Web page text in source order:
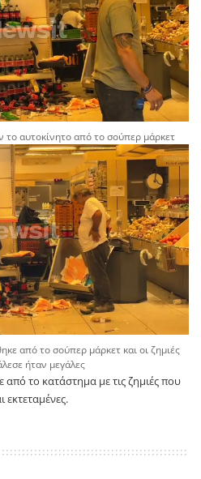
το αυτοκίνητο από το σούπερ μάρκετ
από το σούπερ μάρκετ και οι ζημιές
ήταν μεγάλες
το κατάστημα με τις ζημιές που
εκτεταμένες.